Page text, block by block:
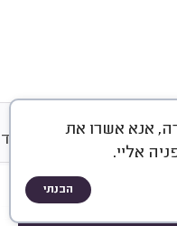
אנא אשרו את
אליי.
הבנתי
ממוצע